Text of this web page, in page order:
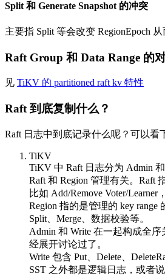
Split 和 Generate Snapshot 的冲突
主要指 Split 等会改变 RegionEpoch 从
Raft Group 和 Data Range 的
见 TiKV 的 partitioned raft kv 特性
Raft 到底复制什么？
Raft 日志中到底记录什么呢？可以看
TiKV
TiKV 中 Raft 日志分为 Admin
Raft 和 Region 管理有关。Raft
比如 Add/Remove Voter/Learner
Region 指的是管理的 key range
Split、Merge、数据校验等。
Admin 和 Write 在一起构成全
经展开讨论过了。
Write 包含 Put、Delete、
SST 之外都是逻辑日志，或者